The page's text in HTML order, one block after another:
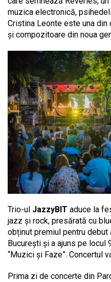
muzica electronică,
Cristina Leonte este una
și compozitoare din noua
Trio-ul JazzyBIT aduce la
jazz și rock, presărată cu
obținut premiul pentru
București și a ajuns pe
“Muzici și Faze”. Concertul
Prima zi de concerte din